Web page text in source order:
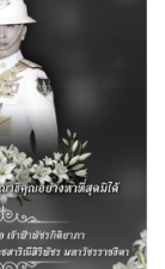
นหน่วยงาน
Policy)
นา จ.อ่างทอง
ฏิบัติราชการ ด้าน